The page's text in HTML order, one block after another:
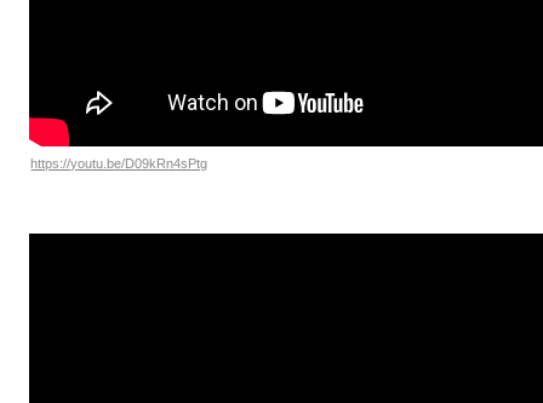
https://youtu.be/D09kRn4sPtg